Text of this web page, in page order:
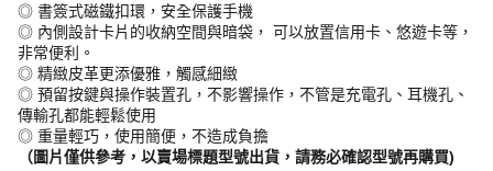
◎ 書簽式磁鐵扣環，安全保護手機
◎ 內側設計卡片的收納空間與暗袋， 可以放置信用卡、悠遊卡等，
非常便利。
◎ 精緻皮革更添優雅，觸感細緻
◎ 預留按鍵與操作裝置孔，不影響操作，不管是充電孔、耳機孔、
傳輸孔都能輕鬆使用
◎ 重量輕巧，使用簡便，不造成負擔
（圖片僅供參考，以賣場標題型號出貨，請務必確認型號再購買)